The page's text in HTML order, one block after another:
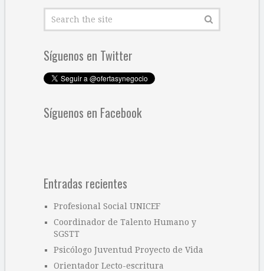
Síguenos en Twitter
Síguenos en Facebook
Entradas recientes
Profesional Social UNICEF
Coordinador de Talento Humano y
SGSTT
Psicólogo Juventud Proyecto de Vida
Orientador Lecto-escritura